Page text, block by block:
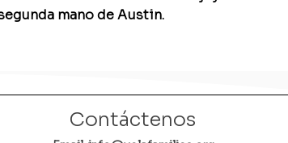
mano de Austin.
Contáctenos